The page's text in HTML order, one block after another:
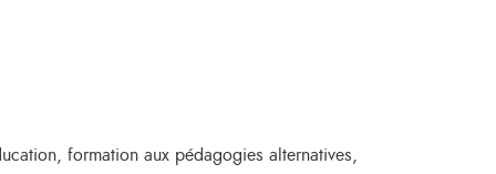
formation aux pédagogies alternatives,